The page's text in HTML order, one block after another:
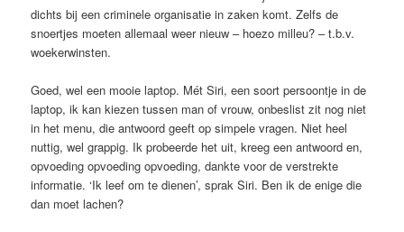
dichts bij een criminele organisatie in zaken komt. Zelfs de
snoertjes moeten allemaal weer nieuw – hoezo milleu? – t.b.v.
woekerwinsten.
Goed, wel een mooie laptop. Mét Siri, een soort persoontje in de
laptop, ik kan kiezen tussen man of vrouw, onbeslist zit nog niet
in het menu, die antwoord geeft op simpele vragen. Niet heel
nuttig, wel grappig. Ik probeerde het uit, kreeg een antwoord en,
opvoeding opvoeding opvoeding, dankte voor de verstrekte
informatie. ‘Ik leef om te dienen’, sprak Siri. Ben ik de enige die
dan moet lachen?